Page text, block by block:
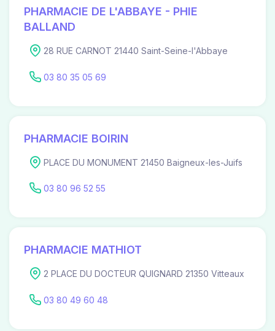
PHARMACIE DE L'ABBAYE - PHIE
BALLAND
28 RUE CARNOT 21440 Saint-Seine-l'Abbaye
03 80 35 05 69
PHARMACIE BOIRIN
PLACE DU MONUMENT 21450 Baigneux-les-Juifs
03 80 96 52 55
PHARMACIE MATHIOT
2 PLACE DU DOCTEUR QUIGNARD 21350 Vitteaux
03 80 49 60 48